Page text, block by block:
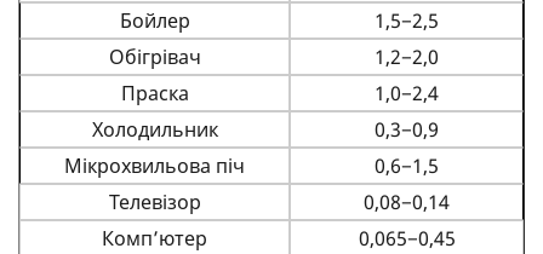
Бойлер
1,5−2,5
Обігрівач
1,2−2,0
Праска
1,0−2,4
Холодильник
0,3−0,9
Мікрохвильова піч
0,6−1,5
Телевізор
0,08−0,14
Комп’ютер
0,065−0,45